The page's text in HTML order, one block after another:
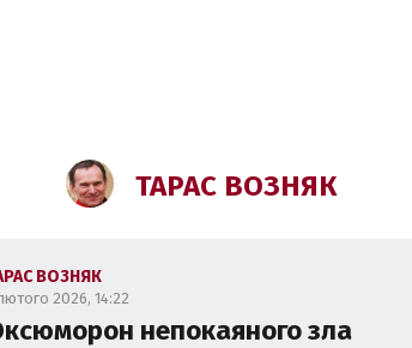
ТАРАС ВОЗНЯК
ВОЗНЯК
2026, 14:22
непокаяного зла